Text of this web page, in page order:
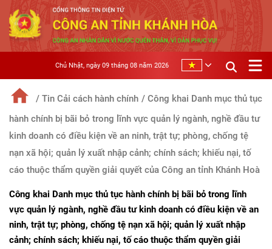
Chủ Nhật, ngày 09 tháng 08 năm 2026
/ Tin Cải cách hành chính / Công khai Danh mục thủ tục
hành chính bị bãi bỏ trong lĩnh vực quản lý ngành, nghề đầu tư
kinh doanh có điều kiện về an ninh, trật tự; phòng, chống tệ
nạn xã hội; quản lý xuất nhập cảnh; chính sách; khiếu nại, tố
cáo thuộc thẩm quyền giải quyết của Công an tỉnh Khánh Hoà
Công khai Danh mục thủ tục hành chính bị bãi bỏ trong lĩnh
vực quản lý ngành, nghề đầu tư kinh doanh có điều kiện về an
ninh, trật tự; phòng, chống tệ nạn xã hội; quản lý xuất nhập
cảnh; chính sách; khiếu nại, tố cáo thuộc thẩm quyền giải